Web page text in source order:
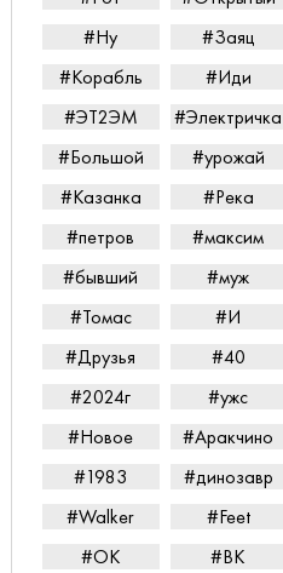
#Ну
#Заяц
#Корабль
#Иди
#ЭТ2ЭМ
#Электричка
#Большой
#урожай
#Казанка
#Река
#петров
#максим
#бывший
#муж
#Томас
#И
#Друзья
#40
#2024г
#ужс
#Новое
#Аракчино
#1983
#динозавр
#Walker
#Feet
#ОК
#ВК